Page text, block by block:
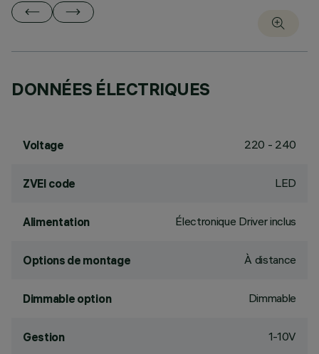
DONNÉES ÉLECTRIQUES
Voltage 220 - 240
ZVEI code LED
Alimentation Électronique Driver inclus
Options de montage À distance
Dimmable option Dimmable
Gestion 1-10V